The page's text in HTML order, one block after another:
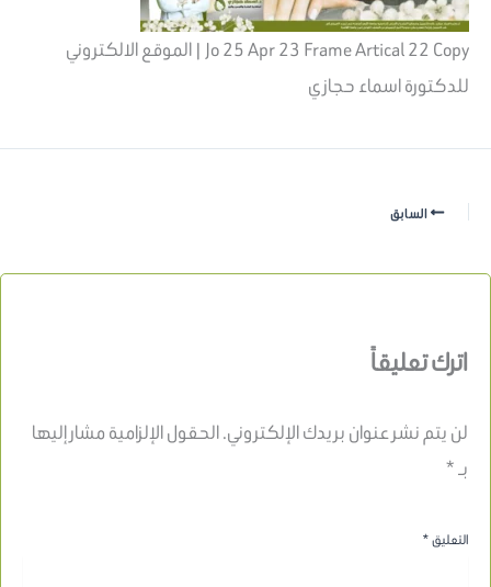
Jo 25 Apr 23 Frame Artical 22 Copy | الموقع الالكتروني
للدكتورة اسماء حجازي
السابق
اترك تعليقاً
لن يتم نشر عنوان بريدك الإلكتروني.الحقول الإلزامية مشار إليها
بـ*
التعليق*